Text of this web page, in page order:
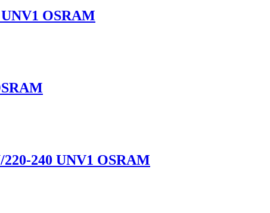
OSRAM
220-240 UNV1 OSRAM